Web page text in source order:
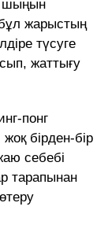
шыңын
жарыстың
түсуге
жаттығу
понг
бірден-бір
себебі
тарапынан